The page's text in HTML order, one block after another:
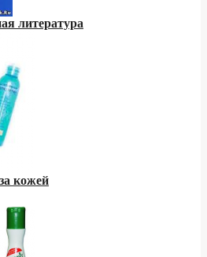
литература
кожей